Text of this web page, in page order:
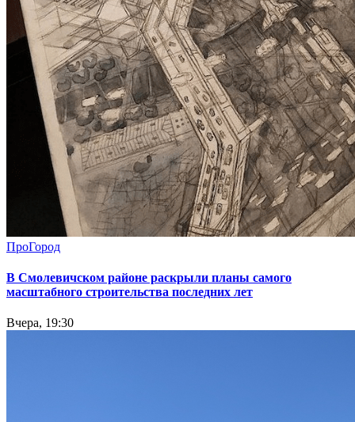
ПроГород
В Смолевичском районе раскрыли планы самого
масштабного строительства последних лет
Вчера, 19:30